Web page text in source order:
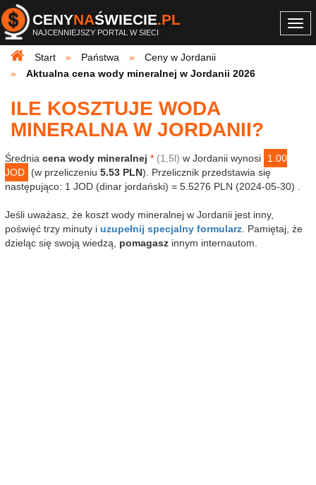
CENYNAŚWIECIE.PL
NAJCENNIEJSZY PORTAL W SIECI
Start
Państwa
Ceny w Jordanii
Aktualna cena wody mineralnej w Jordanii 2026
ILE KOSZTUJE WODA
MINERALNA W JORDANII?
Średnia cena wody mineralnej * (1,5l) w Jordanii wynosi
1.00
JOD
(w przeliczeniu 5.53 PLN). Przelicznik przedstawia się
następująco: 1 JOD (dinar jordański) = 5.5276 PLN (2024-05-30) .
Jeśli uważasz, że koszt wody mineralnej w Jordanii jest inny,
poświęć trzy minuty i uzupełnij specjalny formularz . Pamiętaj, że
dzieląc się swoją wiedzą, pomagasz innym internautom.